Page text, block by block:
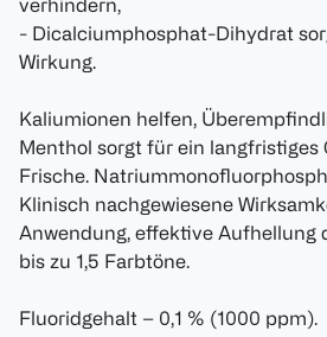
verhindern,
- Dicalciumphosphat-Dihydrat
Wirkung.
Kaliumionen helfen,
Menthol sorgt für ein langfristiges
Frische.
Klinisch nachgewiesene
Anwendung, effektive Aufhellung
bis zu 1,5 Farbtöne.
Fluoridgehalt – 0,1 % (1000 ppm).